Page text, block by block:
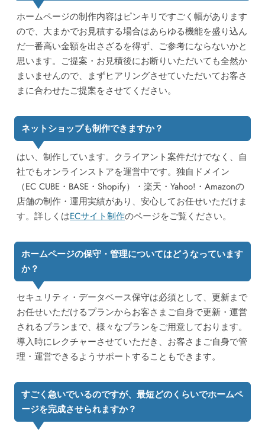
ホームページの制作内容はピンキリですごく幅があります
ので、大まかでお見積する場合はあらゆる機能を盛り込ん
だ一番高い金額を出さざるを得ず、ご参考にならないかと
思います。 ご提案・お見積後にお断りいただいても全然か
まいませんので、まずヒアリングさせていただいてお客さ
まに合わせたご提案をさせてください。
ネットショップも制作できますか？
はい、制作しています。クライアント案件だけでなく、自
社でもオンラインストアを運営中です。独自ドメイン
（EC CUBE・BASE・Shopify）・楽天・Yahoo!・Amazonの
店舗の制作・運用実績があり、安心してお任せいただけま
す。詳しくはECサイト制作のページをご覧ください。
ホームページの保守・管理についてはどうなっています
か？
セキュリティ・データベース保守は必須として、更新まで
お任せいただけるプランからお客さまご自身で更新・運営
されるプランまで、様々なプランをご用意しております。
導入時にレクチャーさせていただき、お客さまご自身で管
理・運営できるようサポートすることもできます。
すごく急いでいるのですが、最短どのくらいでホームペ
ージを完成させられますか？